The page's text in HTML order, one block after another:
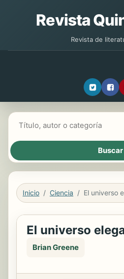
Revista
Revista de
Inicio Ciencia El universo
El universo
Brian Greene